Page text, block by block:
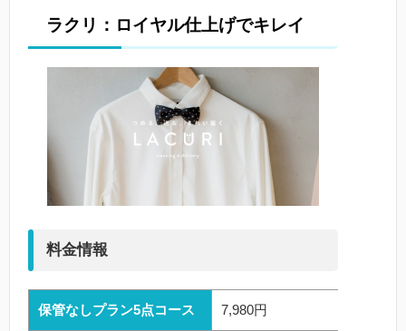
ラクリ：ロイヤル仕上げでキレイ
料金情報
保管なしプラン5点コース 7,980円